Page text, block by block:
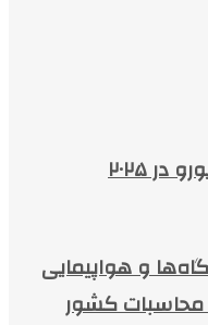
۲۰۲۵
و هواپیمایی
محاسبات کشور